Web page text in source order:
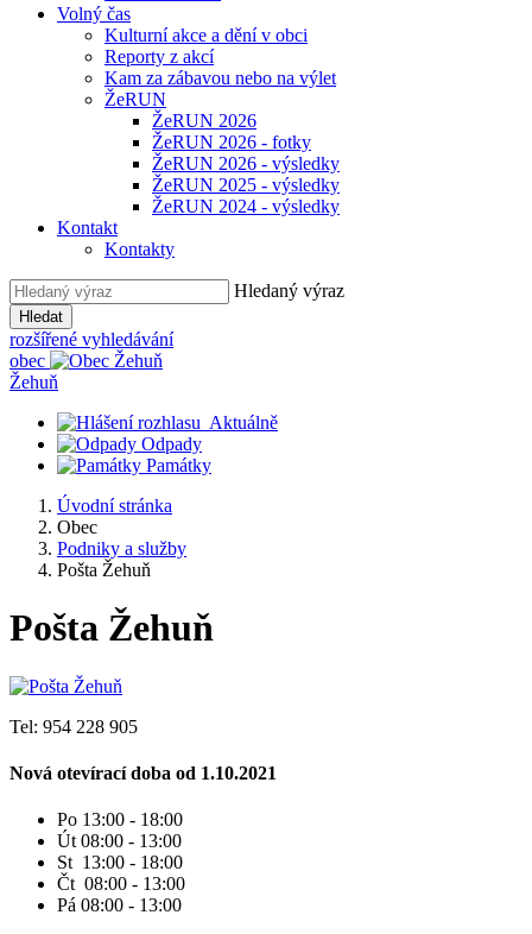
Volný čas
Kulturní akce a dění v obci
Reporty z akcí
Kam za zábavou nebo na výlet
ŽeRUN
ŽeRUN 2026
ŽeRUN 2026 - fotky
ŽeRUN 2026 - výsledky
ŽeRUN 2025 - výsledky
ŽeRUN 2024 - výsledky
Kontakt
Kontakty
Hledaný výraz
Hledat
rozšířené vyhledávání
obec
Žehuň
Aktuálně
Odpady
Památky
Úvodní stránka
Obec
Podniky a služby
Pošta Žehuň
Pošta Žehuň
Tel: 954 228 905
Nová otevírací doba od 1.10.2021
Po 13:00 - 18:00
Út 08:00 - 13:00
St 13:00 - 18:00
Čt 08:00 - 13:00
Pá 08:00 - 13:00